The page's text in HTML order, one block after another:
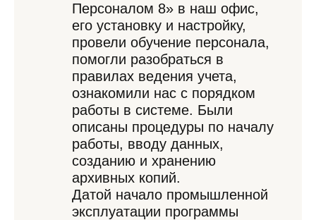
Персоналом 8» в наш офис,
его установку и настройку,
провели обучение персонала,
помогли разобраться в
правилах ведения учета,
ознакомили нас с порядком
работы в системе. Были
описаны процедуры по началу
работы, вводу данных,
созданию и хранению
архивных копий.
Датой начало промышленной
эксплуатации программы